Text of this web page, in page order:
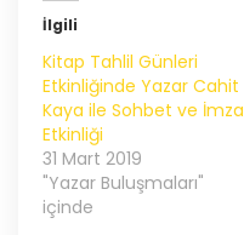
İlgili
Kitap Tahlil Günleri
Etkinliğinde Yazar Cahit
Kaya ile Sohbet ve İmza
Etkinliği
31 Mart 2019
"Yazar Buluşmaları"
içinde